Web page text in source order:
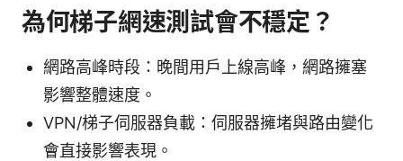
為何梯子網速測試會不穩定？
網路高峰時段：晚間用戶上線高峰，網路擁塞
影響整體速度。
VPN/梯子伺服器負載：伺服器擁堵與路由變化
會直接影響表現。